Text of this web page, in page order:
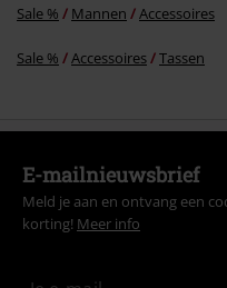
Sale % Mannen Accessoires
Sale % Accessoires Tassen
E-mailnieuwsbrief
Meld je aan en ontvang een
korting! Meer info